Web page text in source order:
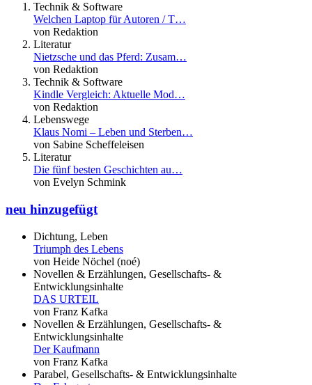
Technik & Software
Welchen Laptop für Autoren / T…
von Redaktion
Literatur
Nietzsche und das Pferd: Zusam…
von Redaktion
Technik & Software
Kindle Vergleich: Aktuelle Mod…
von Redaktion
Lebenswege
Klaus Nomi – Leben und Sterben…
von Sabine Scheffeleisen
Literatur
Die fünf besten Geschichten au…
von Evelyn Schmink
neu hinzugefügt
Dichtung, Leben
Triumph des Lebens
von Heide Nöchel (noé)
Novellen & Erzählungen, Gesellschafts- &
Entwicklungsinhalte
DAS URTEIL
von Franz Kafka
Novellen & Erzählungen, Gesellschafts- &
Entwicklungsinhalte
Der Kaufmann
von Franz Kafka
Parabel, Gesellschafts- & Entwicklungsinhalte